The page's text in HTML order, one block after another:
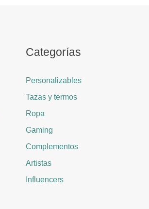
Categorías
Personalizables
Tazas y termos
Ropa
Gaming
Complementos
Artistas
Influencers